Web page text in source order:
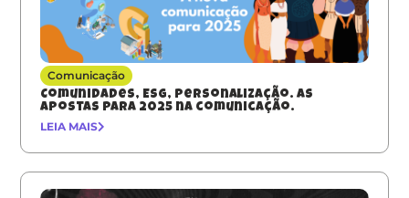
Comunicação
Comunidades, ESG, Personalização. As
apostas para 2025 na comunicação.
LEIA MAIS